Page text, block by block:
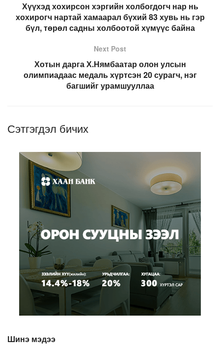
Хүүхэд хохирсон хэргийн холбогдогч нар нь
хохирогч нартай хамаарал бүхий 83 хувь нь гэр
бүл, төрөл садны холбоотой хүмүүс байна
Next Post
Хотын дарга Х.Нямбаатар олон улсын
олимпиадаас медаль хүртсэн 20 сурагч, нэг
багшийг урамшууллаа
Сэтгэгдэл бичих
Шинэ мэдээ